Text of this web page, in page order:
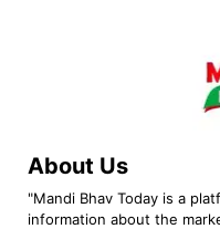
About Us
"Mandi Bhav Today is a
information about the